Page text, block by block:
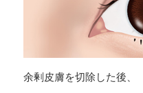
余剰皮膚を切除した後、